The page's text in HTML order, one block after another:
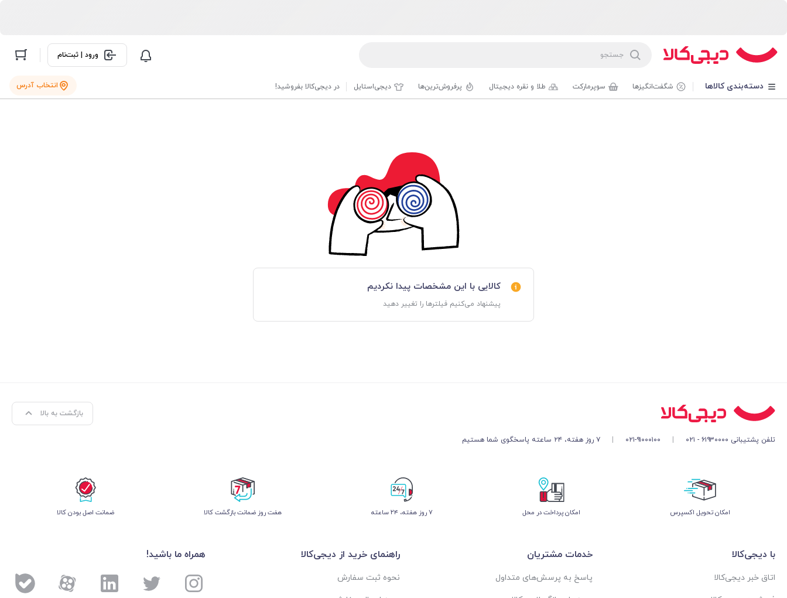
ورود | ثبت‌نام
دسته‌بندی کالاها شگفت‌انگیزها سوپرمارکت طلا و نقره دیجیتال پرفروش‌ترین‌ها دیجی‌استایل در دیجی‌کالا بفروشید! انتخاب آدرس
کالایی با این مشخصات پیدا نکردیم
پیشنهاد می‌کنیم فیلترها را تغییر دهید
بازگشت به بالا
تلفن پشتیبانی ۶۱۹۳۰۰۰۰ - ۰۲۱ ۰۲۱-۹۱۰۰۰۱۰۰ ۷ روز هفته، ۲۴ ساعته پاسخگوی شما هستیم
اﻣﮑﺎن ﺗﺤﻮﯾﻞ اﮐﺴﭙﺮس امکان پرداخت در محل ۷ روز ﻫﻔﺘﻪ، ۲۴ ﺳﺎﻋﺘﻪ هفت روز ضمانت بازگشت کالا ﺿﻤﺎﻧﺖ اﺻﻞ ﺑﻮدن ﮐﺎﻟﺎ
با دیجی‌کالا
اتاق خبر دیجی‌کالا
خدمات مشتریان
پاسخ به پرسش‌های متداول
راهنمای خرید از دیجی‌کالا
نحوه ثبت سفارش
همراه ما باشید!